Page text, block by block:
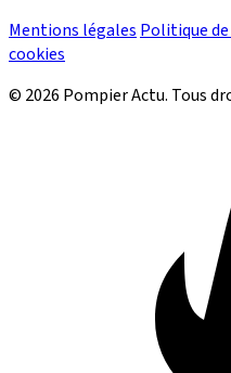
Mentions légales Politique
cookies
© 2026 Pompier Actu. Tous